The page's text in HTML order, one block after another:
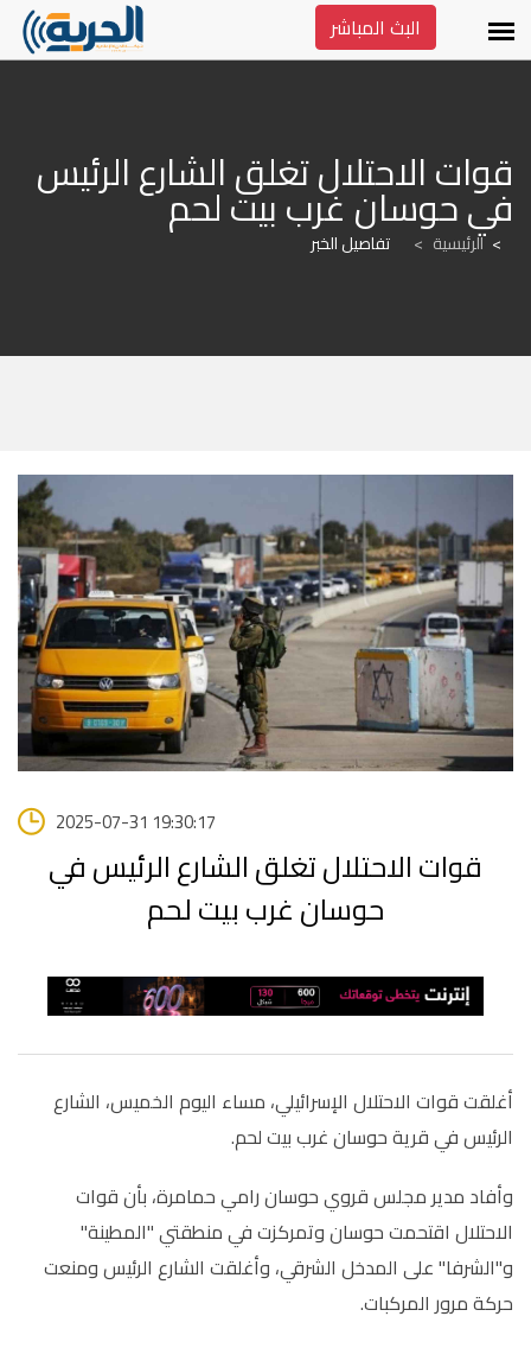
البث المباشر
في حوسان غرب بيت لحم
الرئيسية > تفاصيل الخبر
2025-07-31 19:30:17
قوات الاحتلال تغلق الشارع الرئيس في
حوسان غرب بيت لحم
أغلقت قوات الاحتلال الإسرائيلي، مساء اليوم الخميس، الشارع
الرئيس في قرية حوسان غرب بيت لحم.
وأفاد مدير مجلس قروي حوسان رامي حمامرة، بأن قوات
الاحتلال اقتحمت حوسان وتمركزت في منطقتي "المطينة"
و"الشرفا" على المدخل الشرقي، وأغلقت الشارع الرئيس ومنعت
حركة مرور المركبات.